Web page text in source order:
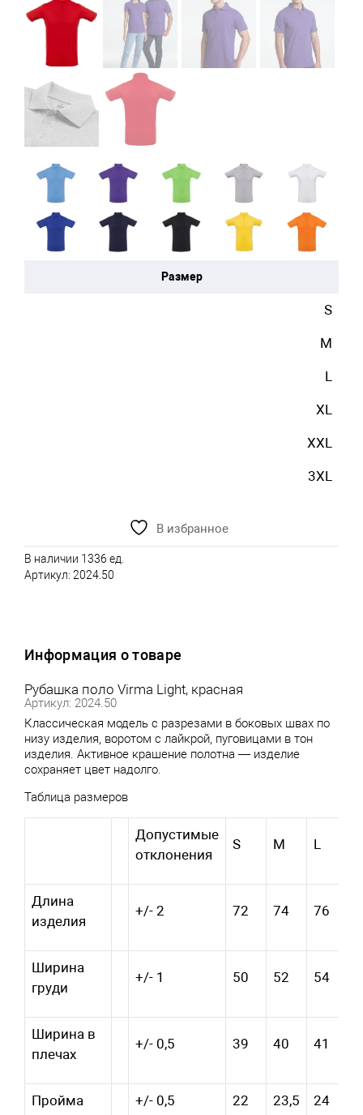
Размер
S
M
L
XL
XXL
3XL
В избранное
В наличии 1336 ед.
Артикул: 2024.50
Информация о товаре
Рубашка поло Virma Light, красная
Артикул: 2024.50
Классическая модель с разрезами в боковых швах по
низу изделия, воротом с лайкрой, пуговицами в тон
изделия. Активное крашение полотна — изделие
сохраняет цвет надолго.
Таблица размеров
Допустимые
отклонения
S M L
Длина
изделия
+/- 2 72 74 76
Ширина
груди
+/- 1 50 52 54
Ширина в
плечах
+/- 0,5 39 40 41
Пройма +/- 0,5 22 23,5 24